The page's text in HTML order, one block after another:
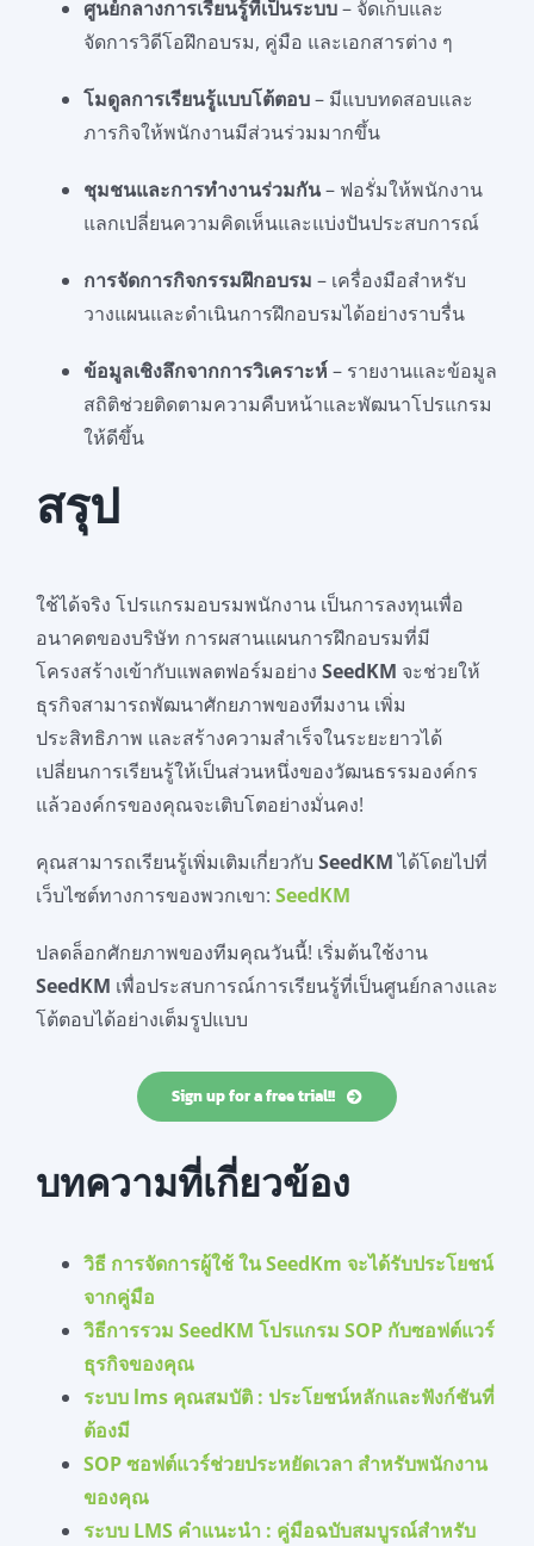
ศูนย์กลางการเรียนรู้ที่เป็นระบบ– จัดเก็บและ
จัดการวิดีโอฝึกอบรม, คู่มือ และเอกสารต่าง ๆ
โมดูลการเรียนรู้แบบโต้ตอบ– มีแบบทดสอบและ
ภารกิจให้พนักงานมีส่วนร่วมมากขึ้น
ชุมชนและการทำงานร่วมกัน– ฟอรั่มให้พนักงาน
แลกเปลี่ยนความคิดเห็นและแบ่งปันประสบการณ์
การจัดการกิจกรรมฝึกอบรม – เครื่องมือสำหรับ
วางแผนและดำเนินการฝึกอบรมได้อย่างราบรื่น
ข้อมูลเชิงลึกจากการวิเคราะห์– รายงานและข้อมูล
สถิติช่วยติดตามความคืบหน้าและพัฒนาโปรแกรม
ให้ดีขึ้น
สรุป
ใช้ได้จริง โปรแกรมอบรมพนักงาน เป็นการลงทุนเพื่อ
อนาคตของบริษัท การผสานแผนการฝึกอบรมที่มี
โครงสร้างเข้ากับแพลตฟอร์มอย่าง SeedKM จะช่วยให้
ธุรกิจสามารถพัฒนาศักยภาพของทีมงาน เพิ่ม
ประสิทธิภาพ และสร้างความสำเร็จในระยะยาวได้
เปลี่ยนการเรียนรู้ให้เป็นส่วนหนึ่งของวัฒนธรรมองค์กร
แล้วองค์กรของคุณจะเติบโตอย่างมั่นคง!
คุณสามารถเรียนรู้เพิ่มเติมเกี่ยวกับ SeedKMได้โดยไปที่
เว็บไซต์ทางการของพวกเขา: SeedKM
ปลดล็อกศักยภาพของทีมคุณวันนี้! เริ่มต้นใช้งาน
SeedKM เพื่อประสบการณ์การเรียนรู้ที่เป็นศูนย์กลางและ
โต้ตอบได้อย่างเต็มรูปแบบ
Sign up for a free trial!!​
บทความที่เกี่ยวข้อง
วิธี การจัดการผู้ใช้ ใน SeedKm จะได้รับประโยชน์
จากคู่มือ
วิธีการรวม SeedKM โปรแกรม SOP กับซอฟต์แวร์
ธุรกิจของคุณ
ระบบ lms คุณสมบัติ : ประโยชน์หลักและฟังก์ชันที่
ต้องมี
SOP ซอฟต์แวร์ช่วยประหยัดเวลา สำหรับพนักงาน
ของคุณ
ระบบ LMS คำแนะนำ : คู่มือฉบับสมบูรณ์สำหรับ